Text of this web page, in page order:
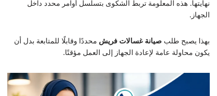
نهايتها. هذه المعلومة تربط الشكوى بتسلسل أوامر محدد داخل
الجهاز.
بهذا يصبح طلب صيانة غسالات فريش محددًا وقابلًا للمتابعة بدل أن
يكون محاولة عامة لإعادة الجهاز إلى العمل مؤقتًا.